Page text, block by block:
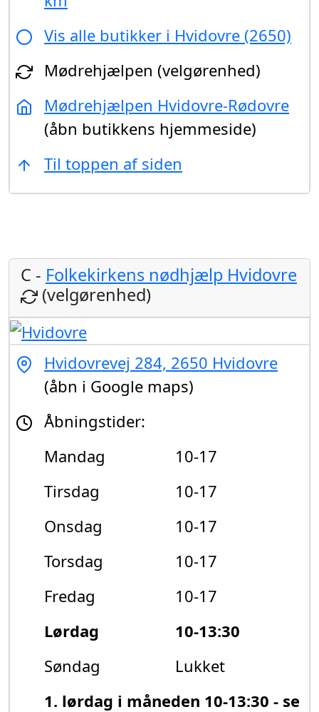
Vis alle butikker i Hvidovre (2650)
Mødrehjælpen (velgørenhed)
Mødrehjælpen Hvidovre-Rødovre
(åbn butikkens hjemmeside)
Til toppen af siden
C - Folkekirkens nødhjælp Hvidovre
(velgørenhed)
Hvidovrevej 284, 2650 Hvidovre
(åbn i Google maps)
Åbningstider:
Mandag
10-17
Tirsdag
10-17
Onsdag
10-17
Torsdag
10-17
Fredag
10-17
Lørdag
10-13:30
Søndag
Lukket
1. lørdag i måneden 10-13:30 - se